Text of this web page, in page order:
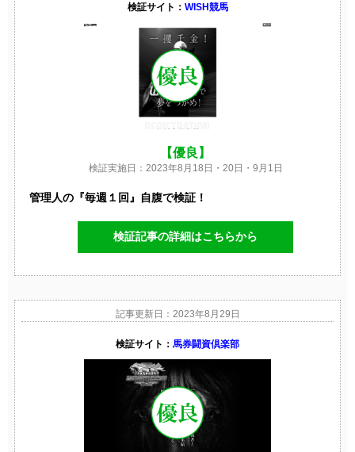
検証サイト： WISH競馬
【優良】
検証実施日：2023年8月18日・20日・9月1日
管理人の『毎週１回』自腹で検証！
検証記事の詳細はこちらから
記事更新日：2023年8月29日
検証サイト： 馬券闘資倶楽部